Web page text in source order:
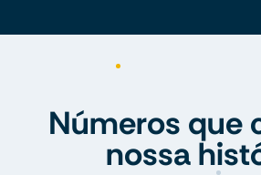
Números que
nossa